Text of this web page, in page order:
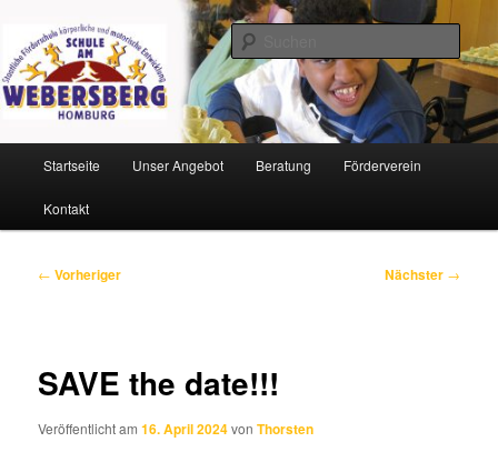
primären
Inhalt
springenSchule am Webersberg
Staatliche Förderschule körperliche und motorische Entwicklung
Startseite Unser Angebot Beratung Förderverein
Kontakt
Beitragsnavigation
← Vorheriger Nächster →
SAVE the date!!!
Veröffentlicht am16. April 2024vonThorsten